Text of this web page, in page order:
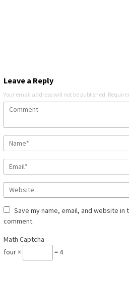
Leave a Reply
Your email address will not be published.
Save my name, email, and website
comment.
Math Captcha
four ×
= 4